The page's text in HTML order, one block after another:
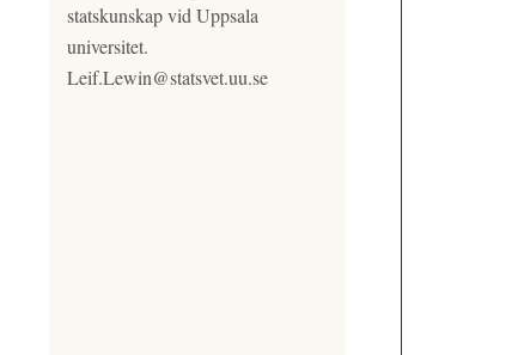
statskunskap vid Uppsala
universitet.
Leif.Lewin@statsvet.uu.se